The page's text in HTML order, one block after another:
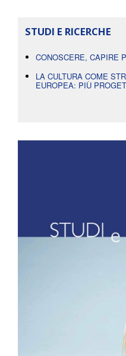
STUDI E RICERCHE
CONOSCERE, CAPIRE
LA CULTURA COME
EUROPEA: PIÙ